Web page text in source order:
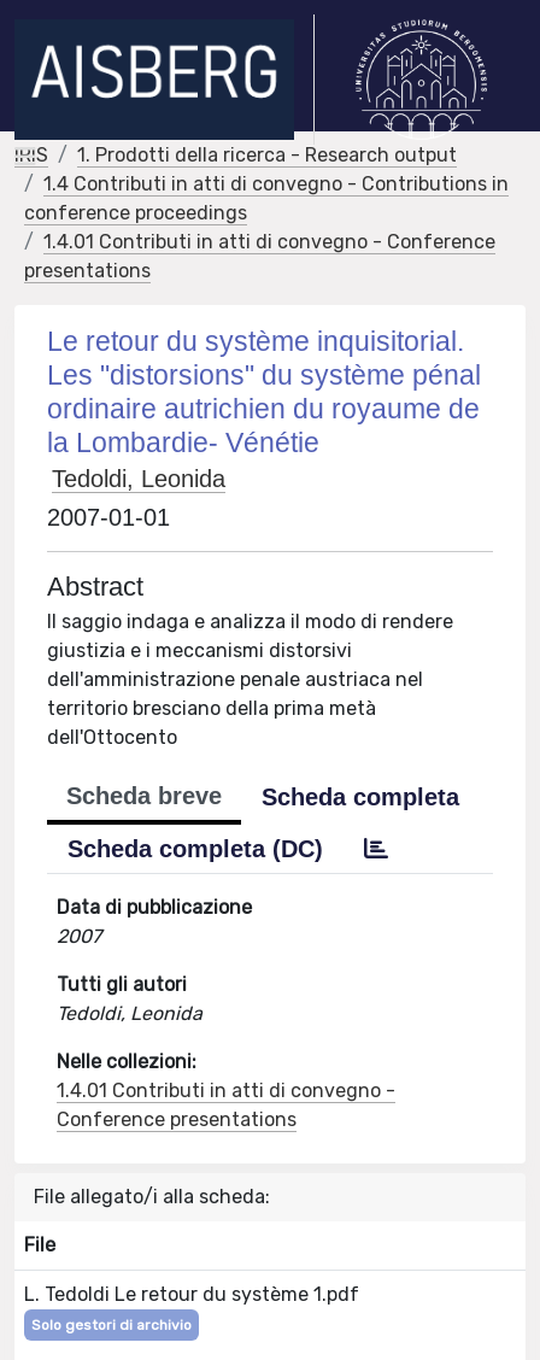
IRIS
1. Prodotti della ricerca - Research output
1.4 Contributi in atti di convegno - Contributions in
conference proceedings
1.4.01 Contributi in atti di convegno - Conference
presentations
Le retour du système inquisitorial.
Les "distorsions" du système pénal
ordinaire autrichien du royaume de
la Lombardie- Vénétie
Tedoldi, Leonida
2007-01-01
Abstract
Il saggio indaga e analizza il modo di rendere
giustizia e i meccanismi distorsivi
dell'amministrazione penale austriaca nel
territorio bresciano della prima metà
dell'Ottocento
Scheda breve
Scheda completa
Scheda completa (DC)
Data di pubblicazione
2007
Tutti gli autori
Tedoldi, Leonida
Nelle collezioni:
1.4.01 Contributi in atti di convegno -
Conference presentations
File allegato/i alla scheda:
File
L. Tedoldi Le retour du système 1.pdf
Solo gestori di archivio